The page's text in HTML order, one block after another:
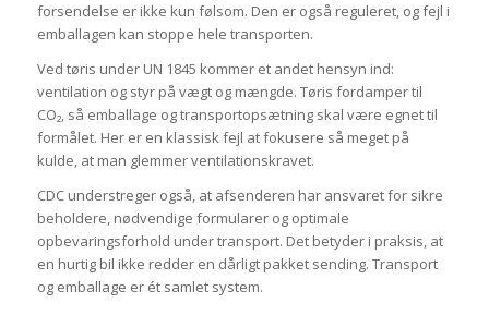
forsendelse er ikke kun følsom. Den er også reguleret, og fejl i
emballagen kan stoppe hele transporten.
Ved tøris under UN 1845 kommer et andet hensyn ind:
ventilation og styr på vægt og mængde. Tøris fordamper til
CO₂, så emballage og transportopsætning skal være egnet til
formålet. Her er en klassisk fejl at fokusere så meget på
kulde, at man glemmer ventilationskravet.
CDC understreger også, at afsenderen har ansvaret for sikre
beholdere, nødvendige formularer og optimale
opbevaringsforhold under transport. Det betyder i praksis, at
en hurtig bil ikke redder en dårligt pakket sending. Transport
og emballage er ét samlet system.